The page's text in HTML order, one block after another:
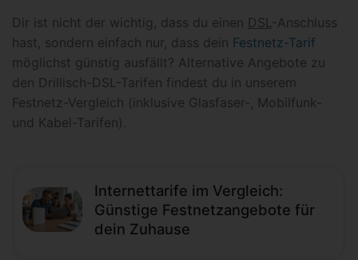
Dir ist nicht der wichtig, dass du einen DSL-Anschluss
hast, sondern einfach nur, dass dein Festnetz-Tarif
möglichst günstig ausfällt? Alternative Angebote zu
den Drillisch-DSL-Tarifen findest du in unserem
Festnetz-Vergleich (inklusive Glasfaser-, Mobilfunk-
und Kabel-Tarifen).
Internettarife im Vergleich:
Günstige Festnetzangebote für
dein Zuhause